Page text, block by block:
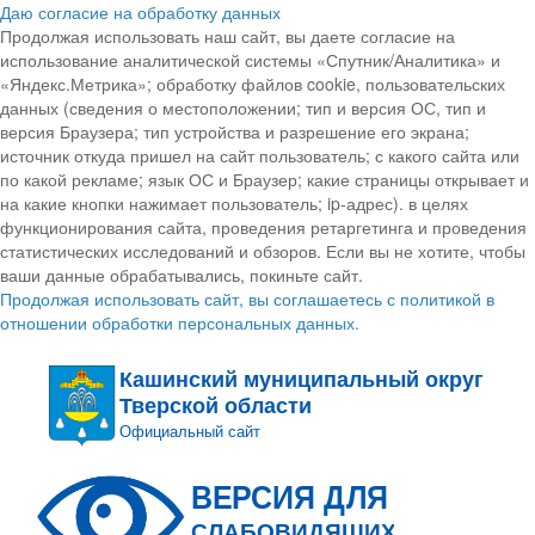
Даю согласие на обработку данных
Продолжая использовать наш сайт, вы даете согласие на
использование аналитической системы «Спутник/Аналитика» и
«Яндекс.Метрика»; обработку файлов cookie, пользовательских
данных (сведения о местоположении; тип и версия ОС, тип и
версия Браузера; тип устройства и разрешение его экрана;
источник откуда пришел на сайт пользователь; с какого сайта или
по какой рекламе; язык ОС и Браузер; какие страницы открывает и
на какие кнопки нажимает пользователь; ip-адрес). в целях
функционирования сайта, проведения ретаргетинга и проведения
статистических исследований и обзоров. Если вы не хотите, чтобы
ваши данные обрабатывались, покиньте сайт.
Продолжая использовать сайт, вы соглашаетесь с политикой в
отношении обработки персональных данных.